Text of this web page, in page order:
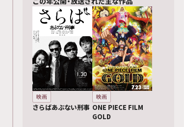
映画
さらばあぶない刑事
映画
ONE PIECE FILM
GOLD